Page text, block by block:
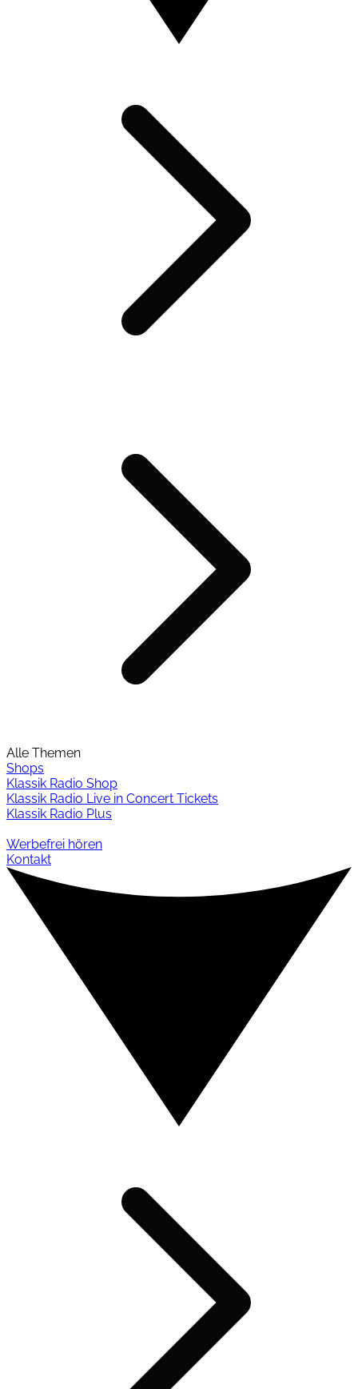
Alle Themen
Shops
Klassik Radio Shop
Klassik Radio Live in Concert Tickets
Klassik Radio Plus
Werbefrei hören
Kontakt